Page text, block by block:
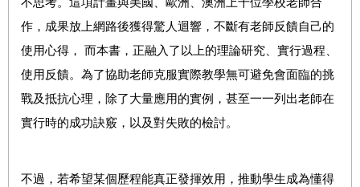
作， 成果放上網路後獲得驚人迴響 ， 不斷有老師反饋自己的
使用心得 ， 而本書 ， 正融入了以上的理論研究、實行過程、
使用反饋。為了協助老師克服實際教學無可避免會面臨的挑
戰及抵抗心理 ， 除了大量應用的實例，甚至一一列出老師在
實行時的成功訣竅， 以及對失敗的檢討。
不過，若希望某個歷程能真正發揮效用，推動學生成為懂得